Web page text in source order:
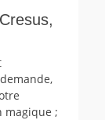
magique ;